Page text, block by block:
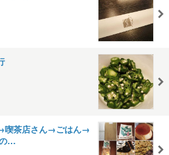
喫茶店さん→ごはん→
…